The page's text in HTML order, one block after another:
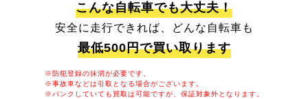
こんな自転車でも大丈夫！
安全に走行できれば、どんな自転車も
最低500円で買い取ります
※防犯登録の抹消が必要です。
※事故車などは引取となる場合がございます。
※パンクしていても買取は可能ですが、保証対象外となります。